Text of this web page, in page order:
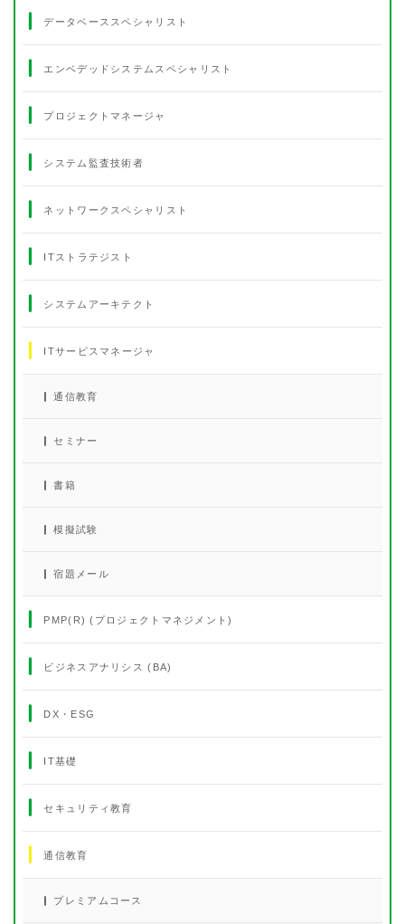
データベーススペシャリスト
エンベデッドシステムスペシャリスト
プロジェクトマネージャ
システム監査技術者
ネットワークスペシャリスト
ITストラテジスト
システムアーキテクト
ITサービスマネージャ
通信教育
セミナー
書籍
模擬試験
宿題メール
PMP(R) (プロジェクトマネジメント)
ビジネスアナリシス (BA)
DX・ESG
IT基礎
セキュリティ教育
通信教育
プレミアムコース